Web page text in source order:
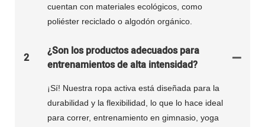
cuentan con materiales ecológicos, como
poliéster reciclado o algodón orgánico.
2
¿Son los productos adecuados para
entrenamientos de alta intensidad?
¡Sí! Nuestra ropa activa está diseñada para la
durabilidad y la flexibilidad, lo que lo hace ideal
para correr, entrenamiento en gimnasio, yoga